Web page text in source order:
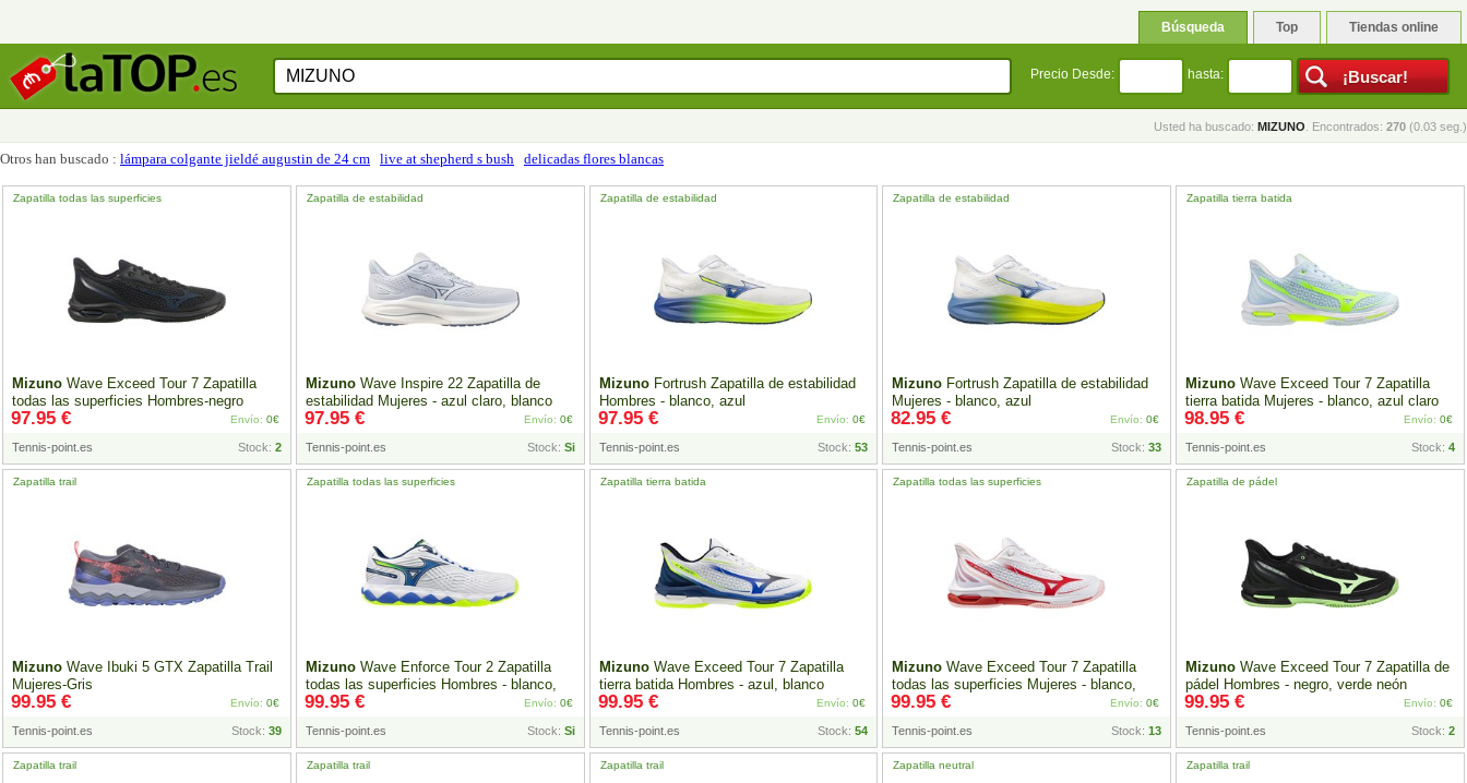
Búsqueda Top Tiendas online
Precio Desde: hasta:
Usted ha buscado: MIZUNO . Encontrados: 270 (0.03 seg.)
Otros han buscado : lámpara colgante jieldé augustin de 24 cm live at shepherd s bush delicadas flores blancas
Mizuno Wave Exceed Tour 7 Zapatilla
todas las superficies Hombres-negro
Zapatilla todas las superficies
Tennis-point.es Stock: 2
97.95 € Envío: 0€
MizunoWave Inspire 22 Zapatilla de
estabilidad Mujeres - azul claro, blanco
Zapatilla de estabilidad
Tennis-point.es Stock: Si
97.95 € Envío: 0€
MizunoFortrush Zapatilla de estabilidad
Hombres - blanco, azul
Zapatilla de estabilidad
Tennis-point.es Stock:53
97.95 € Envío:0€
Mizuno Fortrush Zapatilla de estabilidad
Mujeres - blanco, azul
Zapatilla de estabilidad
Tennis-point.es Stock:33
82.95 € Envío:0€
Mizuno Wave Exceed Tour 7 Zapatilla
tierra batida Mujeres - blanco, azul claro
Zapatilla tierra batida
Tennis-point.es Stock: 4
98.95 € Envío: 0€
Mizuno Wave Ibuki 5 GTX Zapatilla Trail
Mujeres-Gris
Zapatilla trail
Tennis-point.es Stock: 39
99.95 € Envío: 0€
MizunoWave Enforce Tour 2 Zapatilla
todas las superficies Hombres - blanco,
lima
Zapatilla todas las superficies
Tennis-point.es Stock: Si
99.95 € Envío: 0€
MizunoWave Exceed Tour 7 Zapatilla
tierra batida Hombres - azul, blanco
Zapatilla tierra batida
Tennis-point.es Stock:54
99.95 € Envío:0€
Mizuno Wave Exceed Tour 7 Zapatilla
todas las superficies Mujeres - blanco,
rojo
Zapatilla todas las superficies
Tennis-point.es Stock:13
99.95 € Envío:0€
Mizuno Wave Exceed Tour 7 Zapatilla de
pádel Hombres - negro, verde neón
Zapatilla de pádel
Tennis-point.es Stock: 2
99.95 € Envío: 0€
Zapatilla trail Zapatilla trail Zapatilla trail Zapatilla neutral Zapatilla trail